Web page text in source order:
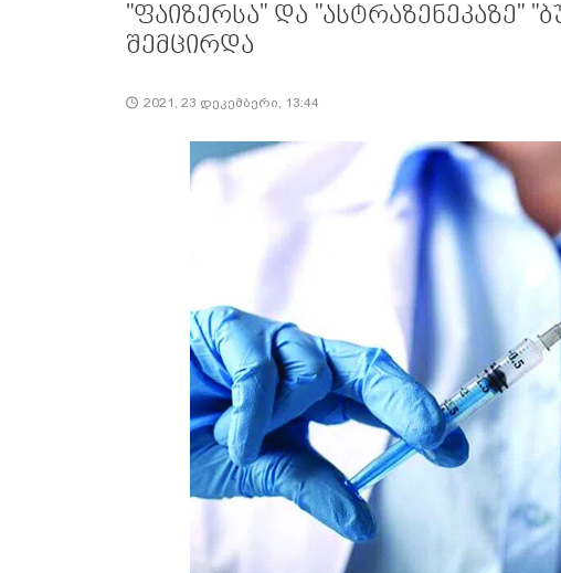
"ფაიზერსა" და "ასტრაზენეკაზე"
შემცირდა
2021, 23 დეკემბერი, 13:44